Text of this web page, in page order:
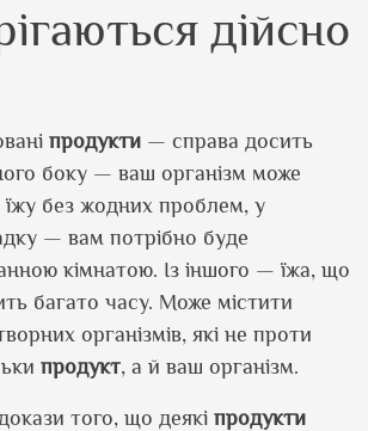
дійсно
продукти — справа досить
боку — ваш організм може
без жодних проблем, у
— вам потрібно буде
кімнатою. Із іншого — їжа, що
багато часу. Може містити
організмів, які не проти
продукт, а й ваш організм.
того, що деякі продукти